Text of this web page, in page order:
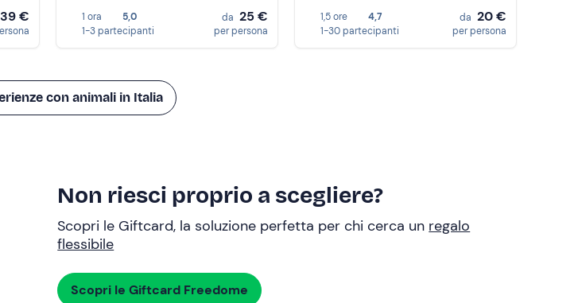
€ 1 ora
5,0
1-3 partecipanti
da 25 €
per persona
1,5 ore
4,7
1-30 partecipanti
da 20 €
per persona
con animali in Italia
Non riesci proprio a scegliere?
Scopri le Giftcard, la soluzione perfetta per chi cerca un regalo
flessibile
Scopri le Giftcard Freedome